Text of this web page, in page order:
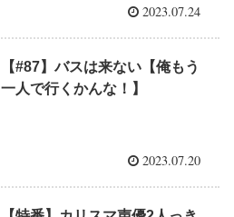
2023.07.24
【#87】バスは来ない【俺もう
一人で行くかんな！】
2023.07.20